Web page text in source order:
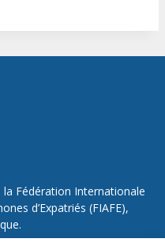
Fédération Internationale
d’Expatriés (FIAFE),